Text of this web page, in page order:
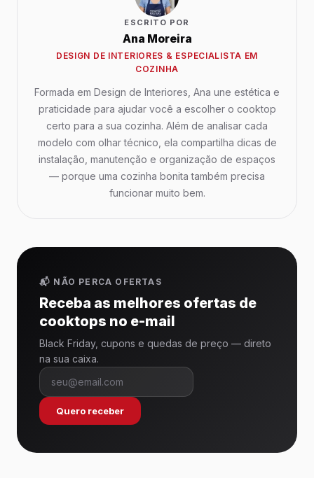
ESCRITO POR
Ana Moreira
DESIGN DE INTERIORES & ESPECIALISTA EM
COZINHA
Formada em Design de Interiores, Ana une estética e
praticidade para ajudar você a escolher o cooktop
certo para a sua cozinha. Além de analisar cada
modelo com olhar técnico, ela compartilha dicas de
instalação, manutenção e organização de espaços
— porque uma cozinha bonita também precisa
funcionar muito bem.
📬 NÃO PERCA OFERTAS
Receba as melhores ofertas de
cooktops no e-mail
Black Friday, cupons e quedas de preço — direto
na sua caixa.
Quero receber